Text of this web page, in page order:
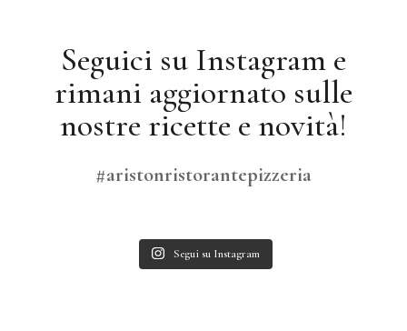
Seguici su Instagram e
rimani aggiornato sulle
nostre ricette e novità!
#aristonristorantepizzeria
Segui su Instagram